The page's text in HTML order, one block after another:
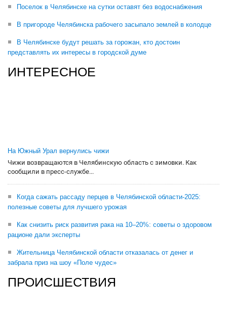
Поселок в Челябинске на сутки оставят без водоснабжения
В пригороде Челябинска рабочего засыпало землей в колодце
В Челябинске будут решать за горожан, кто достоин
представлять их интересы в городской думе
ИНТЕРЕСНОЕ
На Южный Урал вернулись чижи
Чижи возвращаются в Челябинскую область с зимовки. Как
сообщили в пресс-службе...
Когда сажать рассаду перцев в Челябинской области-2025:
полезные советы для лучшего урожая
Как снизить риск развития рака на 10–20%: советы о здоровом
рационе дали эксперты
Жительница Челябинской области отказалась от денег и
забрала приз на шоу «Поле чудес»
ПРОИСШЕСТВИЯ